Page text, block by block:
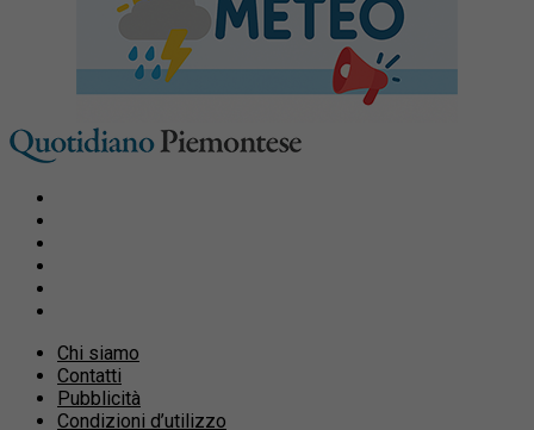
Chi siamo
Contatti
Pubblicità
Condizioni d’utilizzo